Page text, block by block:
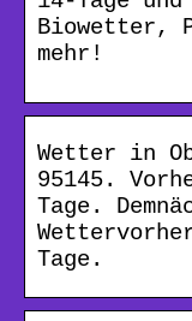
Biowetter,
mehr!
Wetter in
95145.
Tage.
Tage.